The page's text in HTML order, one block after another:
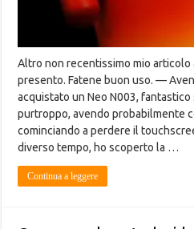
Altro non recentissimo mio articolo
presento. Fatene buon uso. —
acquistato un Neo N003,
purtroppo, avendo probabilmente
cominciando a perdere il
diverso tempo, ho scoperto la …
Continua a leggere